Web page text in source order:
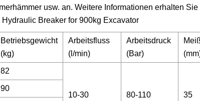
usw. an. Weitere Informationen erhalten
Betriebsgewicht
(kg)
Arbeitsfluss
(l/min)
Arbeitsdruck
(Bar)
82
10-30 80-110 35
90